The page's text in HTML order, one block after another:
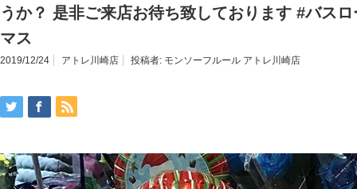
うか？ 是非ご来店お待ち致しております #バス
マス
2019/12/24 アトレ川崎店 投稿者: モンソーフルール アトレ川崎店